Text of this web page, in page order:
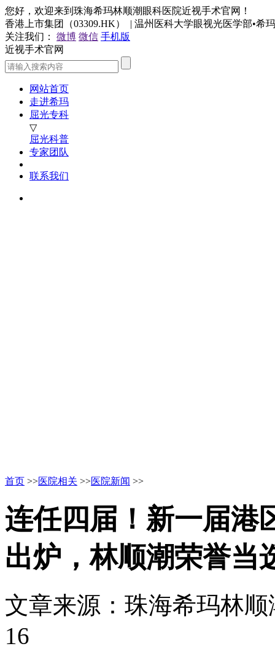
您好，欢迎来到珠海希玛林顺潮眼科医院近视手术官网！
香港上市集团（03309.HK） | 温州医科大学眼视光医学部•希
关注我们：
微博 微信 手机版
近视手术官网
网站首页
走进希玛
屈光专科
▽
屈光科普
专家团队
联系我们
首页 >>医院相关 >>医院新闻 >>
连任四届！新一届港
出炉，林顺潮荣誉当
文章来源：珠海希玛林
16